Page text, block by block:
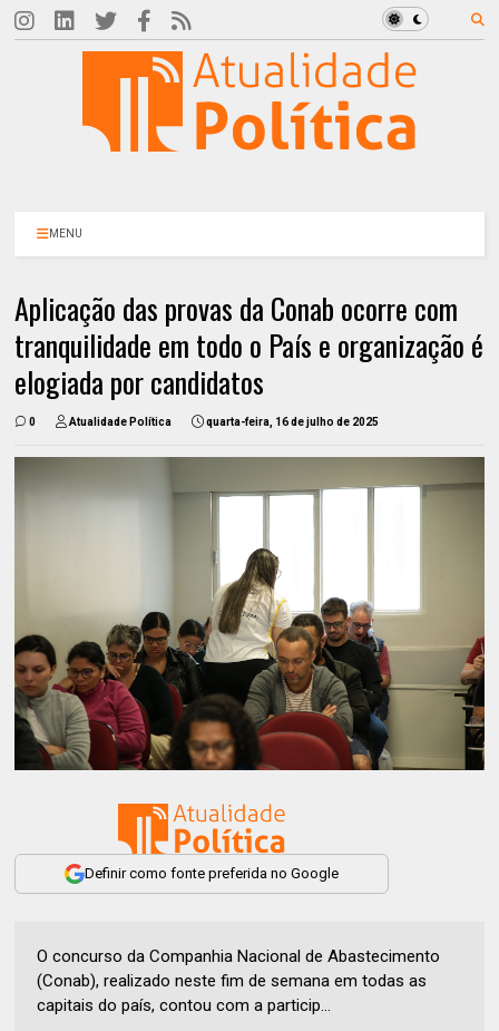
MENU
Aplicação das provas da Conab ocorre com
tranquilidade em todo o País e organização é
elogiada por candidatos
0 Atualidade Política quarta-feira, 16 de julho de 2025
Definir como fonte preferida no Google
O concurso da Companhia Nacional de Abastecimento
(Conab), realizado neste fim de semana em todas as
capitais do país, contou com a particip...